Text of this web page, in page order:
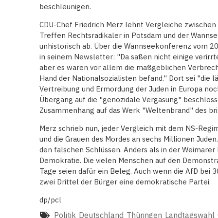
beschleunigen.
CDU-Chef Friedrich Merz lehnt Vergleiche
Treffen Rechtsradikaler in Potsdam und der
unhistorisch ab. Über die Wannseekonferenz vom
in seinem Newsletter: "Da saßen nicht einige
aber es waren vor allem die maßgeblichen
Hand der Nationalsozialisten befand." Dort sei "die
Vertreibung und Ermordung der Juden in Europa
Übergang auf die "genozidale Vergasung"
Zusammenhang auf das Werk "Weltenbrand" des
Merz schrieb nun, jeder Vergleich mit dem NS-
und die Grauen des Mordes an sechs Millionen
den falschen Schlüssen. Anders als in der
Demokratie. Die vielen Menschen auf den
Tage seien dafür ein Beleg. Auch wenn die AfD
zwei Drittel der Bürger eine demokratische Partei.
dp/pcl
Politik Deutschland Thüringen Landtagswahl